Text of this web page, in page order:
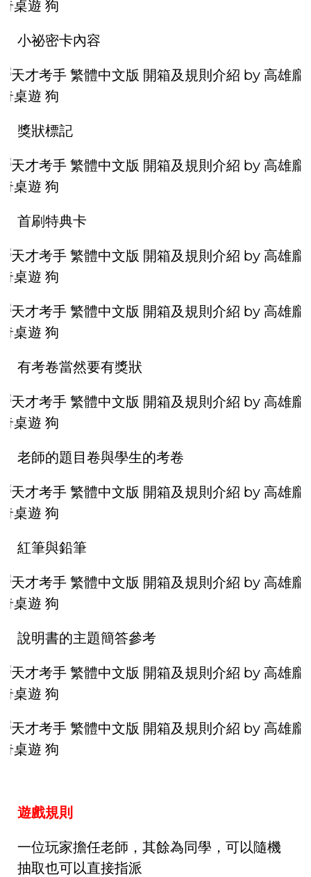
小祕密卡內容
獎狀標記
首刷特典卡
有考卷當然要有獎狀
老師的題目卷與學生的考卷
紅筆與鉛筆
說明書的主題簡答參考
遊戲規則
一位玩家擔任老師，其餘為同學，可以隨機
抽取也可以直接指派